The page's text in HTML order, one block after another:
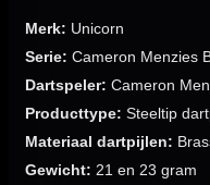
Merk: Unicorn
Serie: Cameron Menzies
Dartspeler: Cameron
Producttype: Steeltip
Materiaal dartpijlen:
Gewicht: 21 en 23 gram